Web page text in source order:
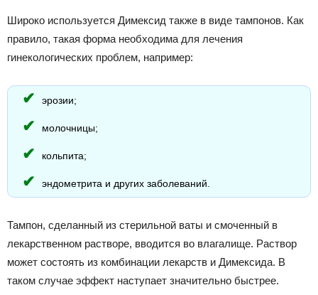
Широко используется Димексид также в виде тампонов. Как
правило, такая форма необходима для лечения
гинекологических проблем, например:
эрозии;
молочницы;
кольпита;
эндометрита и других заболеваний.
Тампон, сделанный из стерильной ваты и смоченный в
лекарственном растворе, вводится во влагалище. Раствор
может состоять из комбинации лекарств и Димексида. В
таком случае эффект наступает значительно быстрее.